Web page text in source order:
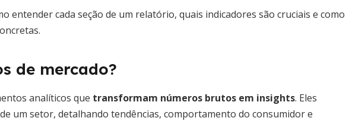
entender cada seção de um relatório, quais indicadores são cruciais e como
de mercado?
analíticos que transformam números brutos em insights. Eles
um setor, detalhando tendências, comportamento do consumidor e